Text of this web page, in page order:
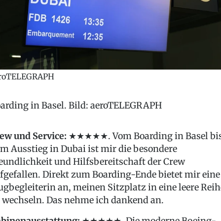
in Basel. Bild: aeroTELEGRAPH
und Service: ★★★★★. Vom Boarding in Basel
Ausstieg in Dubai ist mir die besondere
und Hilfsbereitschaft der Crew
Direkt zum Boarding-Ende bietet mir eine
an, meinen Sitzplatz in eine leere
Das nehme ich dankend an.